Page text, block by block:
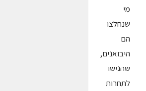
מי
שנחלצו
הם
היבואנים,
שהגישו
לתחרות